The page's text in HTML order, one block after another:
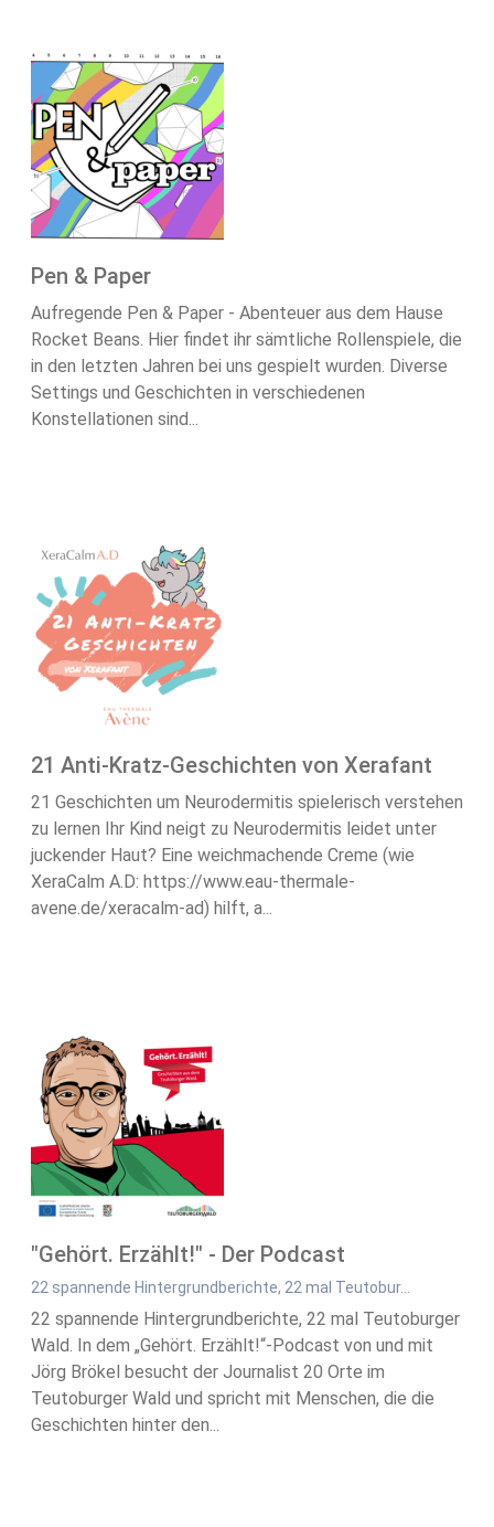
Pen & Paper
Aufregende Pen & Paper - Abenteuer aus dem Hause
Rocket Beans. Hier findet ihr sämtliche Rollenspiele, die
in den letzten Jahren bei uns gespielt wurden. Diverse
Settings und Geschichten in verschiedenen
Konstellationen sind...
21 Anti-Kratz-Geschichten von Xerafant
21 Geschichten um Neurodermitis spielerisch verstehen
zu lernen Ihr Kind neigt zu Neurodermitis leidet unter
juckender Haut? Eine weichmachende Creme (wie
XeraCalm A.D: https://www.eau-thermale-
avene.de/xeracalm-ad) hilft, a...
"Gehört. Erzählt!" - Der Podcast
22 spannende Hintergrundberichte, 22 mal Teutobur…
22 spannende Hintergrundberichte, 22 mal Teutoburger
Wald. In dem „Gehört. Erzählt!“-Podcast von und mit
Jörg Brökel besucht der Journalist 20 Orte im
Teutoburger Wald und spricht mit Menschen, die die
Geschichten hinter den...